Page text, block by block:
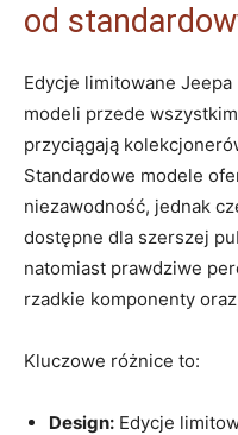
od
Edycje limitowane
modeli przede
przyciągają
Standardowe modele
niezawodność, jednak
dostępne dla szerszej
natomiast prawdziwe
rzadkie komponenty
Kluczowe różnice to:
Design: Edycje